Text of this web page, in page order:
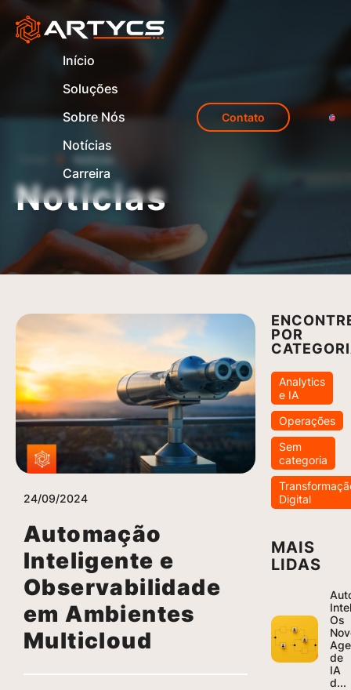
Início
Soluções
Sobre Nós
Notícias
Carreira
Contato
Notícias
24/09/2024
Automação
Inteligente e
Observabilidade
em Ambientes
Multicloud
POR
Analytics
e IA
Operações
Sem
categoria
Digital
MAIS
LIDAS
Os
de
IA
d...